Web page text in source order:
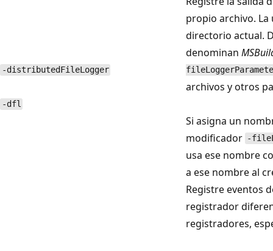
-distributedFileLogger
-dfl
propio archivo. La
directorio actual.
denominan
archivos y otros
Si asigna un
modificador -
usa ese nombre
a ese nombre al
Registre eventos
registrador
registradores,